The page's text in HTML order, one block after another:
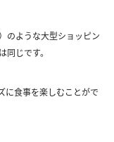
のような大型ショッピン
じです。
に食事を楽しむことがで